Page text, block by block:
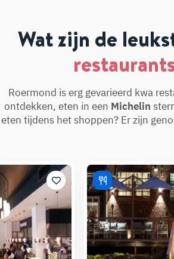
Wat zijn de
Roermond is erg gevarieerd kwa
ontdekken, eten in een Michelin
eten tijdens het shoppen? Er zijn